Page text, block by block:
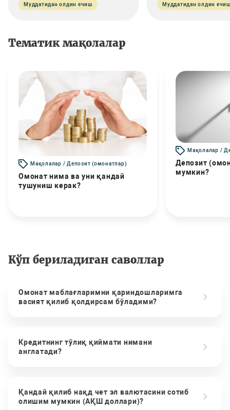
Муддатидан олдин ечиш Муддатидан олдин
Тематик мақолалар
Мақолалар / Депозит (омонатлар)
Омонат нима ва уни қандай
тушуниш керак?
Мақолалар /
Депозит
мумкин?
Кўп бериладиган саволлар
Омонат маблағларимни қариндошларимга
васият қилиб қолдирсам бўладими?
Кредитнинг тўлиқ қиймати нимани
англатади?
Қандай қилиб нақд чет эл валютасини сотиб
олишим мумкин (АҚШ доллари)?